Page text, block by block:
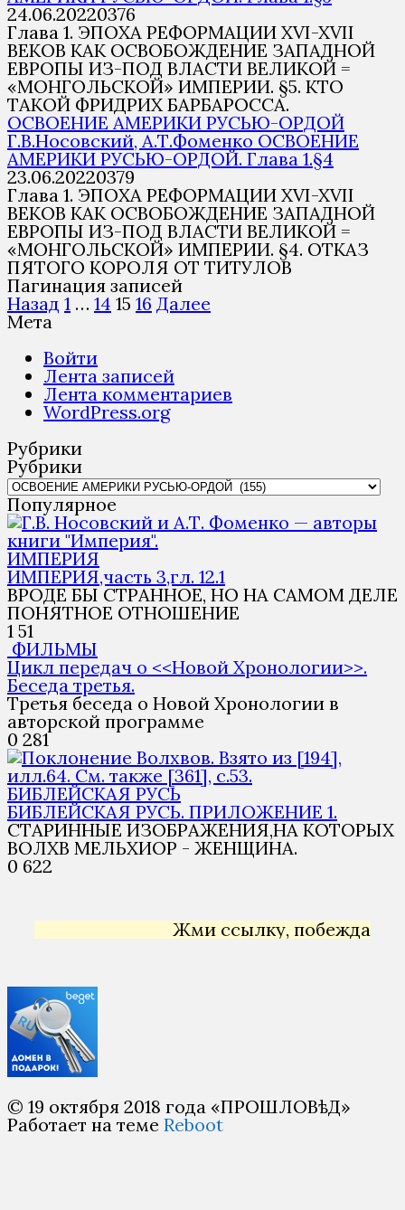
24.06.20220376
Глава 1. ЭПОХА РЕФОРМАЦИИ XVI-XVII
ВЕКОВ КАК ОСВОБОЖДЕНИЕ ЗАПАДНОЙ
ЕВРОПЫ ИЗ-ПОД ВЛАСТИ ВЕЛИКОЙ =
«МОНГОЛЬСКОЙ» ИМПЕРИИ. §5. КТО
ТАКОЙ ФРИДРИХ БАРБАРОССА.
ОСВОЕНИЕ АМЕРИКИ РУСЬЮ-ОРДОЙ
Г.В.Носовский, А.Т.Фоменко ОСВОЕНИЕ
АМЕРИКИ РУСЬЮ-ОРДОЙ. Глава 1.§4
23.06.20220379
Глава 1. ЭПОХА РЕФОРМАЦИИ XVI-XVII
ВЕКОВ КАК ОСВОБОЖДЕНИЕ ЗАПАДНОЙ
ЕВРОПЫ ИЗ-ПОД ВЛАСТИ ВЕЛИКОЙ =
«МОНГОЛЬСКОЙ» ИМПЕРИИ. §4. ОТКАЗ
ПЯТОГО КОРОЛЯ ОТ ТИТУЛОВ
Пагинация записей
Назад 1 … 14 15 16 Далее
Мета
Войти
Лента записей
Лента комментариев
WordPress.org
Рубрики
Рубрики
Популярное
ИМПЕРИЯ
ИМПЕРИЯ,часть 3,гл. 12.1
ВРОДЕ БЫ СТРАННОЕ, НО НА САМОМ ДЕЛЕ
ПОНЯТНОЕ ОТНОШЕНИЕ
1 51
ФИЛЬМЫ
Цикл передач о <<Новой Хронологии>>.
Беседа третья.
Третья беседа о Новой Хронологии в
авторской программе
0 281
БИБЛЕЙСКАЯ РУСЬ
БИБЛЕЙСКАЯ РУСЬ. ПРИЛОЖЕНИЕ 1.
СТАРИННЫЕ ИЗОБРАЖЕНИЯ,НА КОТОРЫХ
ВОЛХВ МЕЛЬХИОР - ЖЕНЩИНА.
0 622
Жми ссылку, побеждай →
© 19 октября 2018 года «ПРОШЛОВѣД»
Работает на теме Reboot